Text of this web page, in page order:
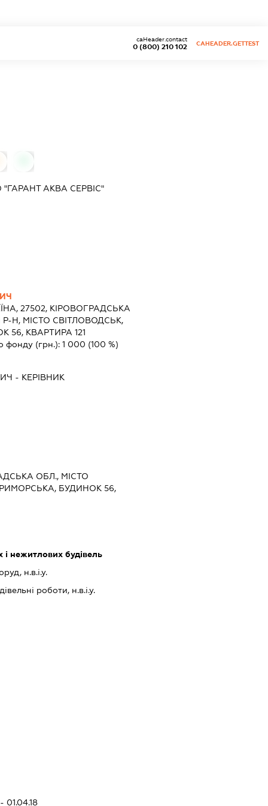
0 (800) 210 102
caHeader.contact
CAHEADER.GETTEST
АКВА СЕРВІС"
27502, КІРОВОГРАДСЬКА
Н, МІСТО СВІТЛОВОДСЬК,
56, КВАРТИРА 121
фонду (грн.): 1 000 (100 %)
- КЕРІВНИК
ОБЛ., МІСТО
БУДИНОК 56,
нежитлових будівель
н.в.і.у.
роботи, н.в.і.у.
01.04.18